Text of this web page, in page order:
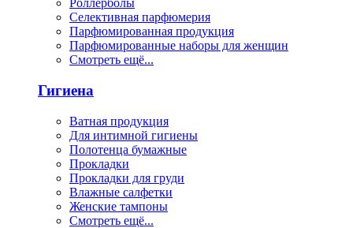
Роллерболы
Селективная парфюмерия
Парфюмированная продукция
Парфюмированные наборы для женщин
Смотреть ещё...
Гигиена
Ватная продукция
Для интимной гигиены
Полотенца бумажные
Прокладки
Прокладки для груди
Влажные салфетки
Женские тампоны
Смотреть ещё...